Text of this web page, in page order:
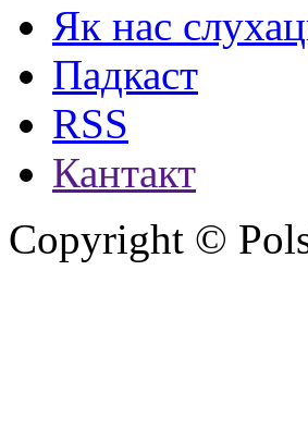
Як нас
Падкаст
RSS
Кантакт
Copyright ©